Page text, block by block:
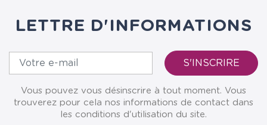
LETTRE D'INFORMATIONS
Vous pouvez vous désinscrire à tout moment. Vous
trouverez pour cela nos informations de contact dans
les conditions d'utilisation du site.